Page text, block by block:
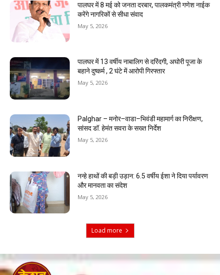
पालघर में 8 मई को जनता दरबार, पालकमंत्री गणेश नाईक
करेंगे नागरिकों से सीधा संवाद
May 5, 2026
पालघर में 13 वर्षीय नाबालिग से दरिंदगी, अघोरी पूजा के
बहाने दुष्कर्म , 2 घंटे में आरोपी गिरफ्तार
May 5, 2026
Palghar – मनोर–वाडा–भिवंडी महामार्ग का निरीक्षण,
सांसद डॉ. हेमंत सवरा के सख्त निर्देश
May 5, 2026
नन्हे हाथों की बड़ी उड़ान: 6.5 वर्षीय ईशा ने दिया पर्यावरण
और मानवता का संदेश
May 5, 2026
Load more